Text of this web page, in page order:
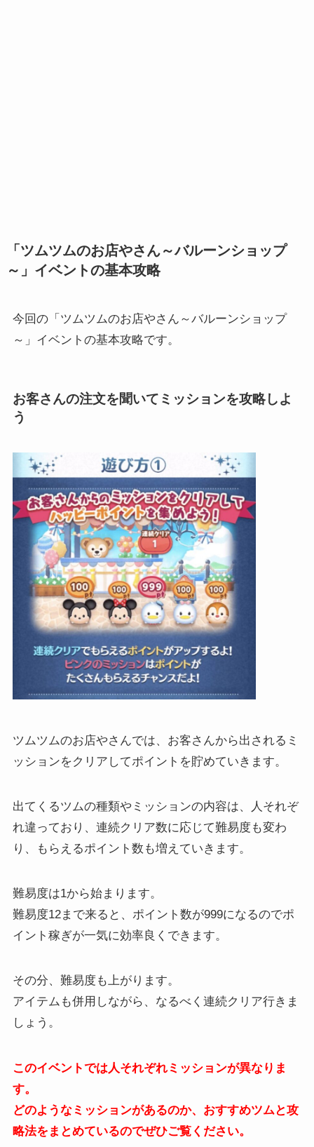
「ツムツムのお店やさん～バルーンショップ
～」イベントの基本攻略
今回の「ツムツムのお店やさん～バルーンショップ
～」イベントの基本攻略です。
お客さんの注文を聞いてミッションを攻略しよ
う
ツムツムのお店やさんでは、お客さんから出されるミ
ッションをクリアしてポイントを貯めていきます。
出てくるツムの種類やミッションの内容は、人それぞ
れ違っており、連続クリア数に応じて難易度も変わ
り、もらえるポイント数も増えていきます。
難易度は1から始まります。
難易度12まで来ると、ポイント数が999になるのでポ
イント稼ぎが一気に効率良くできます。
その分、難易度も上がります。
アイテムも併用しながら、なるべく連続クリア行きま
しょう。
このイベントでは人それぞれミッションが異なりま
す。
どのようなミッションがあるのか、おすすめツムと攻
略法をまとめているのでぜひご覧ください。